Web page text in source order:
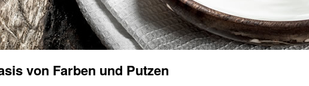
von Farben und Putzen